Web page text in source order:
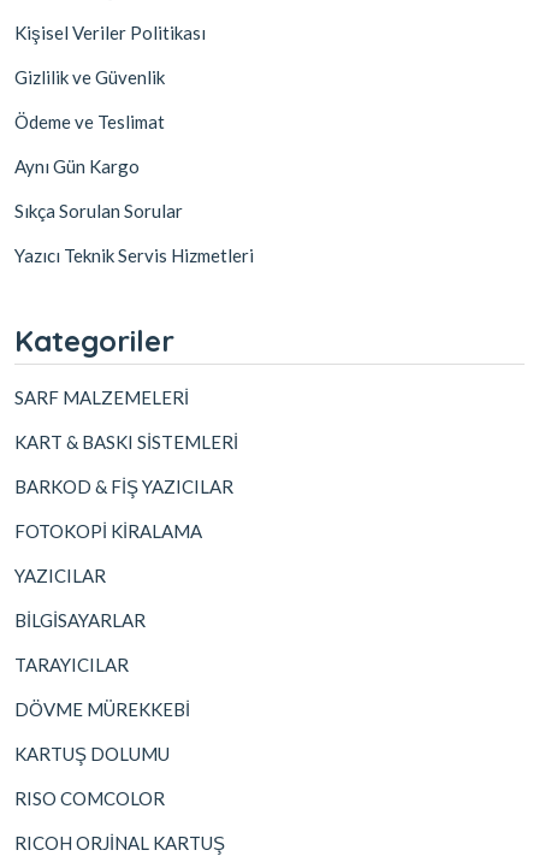
Kişisel Veriler Politikası
Gizlilik ve Güvenlik
Ödeme ve Teslimat
Aynı Gün Kargo
Sıkça Sorulan Sorular
Yazıcı Teknik Servis Hizmetleri
Kategoriler
SARF MALZEMELERİ
KART & BASKI SİSTEMLERİ
BARKOD & FİŞ YAZICILAR
FOTOKOPİ KİRALAMA
YAZICILAR
BİLGİSAYARLAR
TARAYICILAR
DÖVME MÜREKKEBİ
KARTUŞ DOLUMU
RISO COMCOLOR
RICOH ORJİNAL KARTUŞ